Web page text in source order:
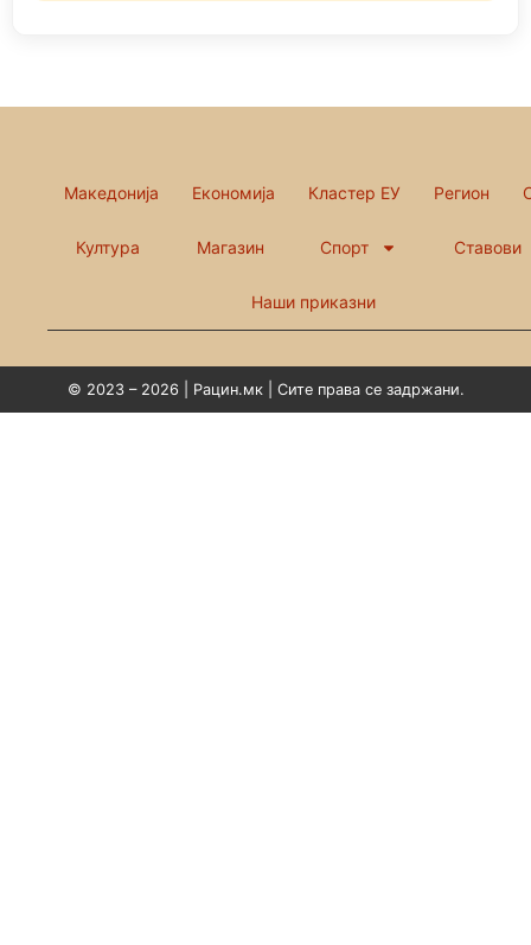
Македонија Економија Кластер ЕУ Регион
Култура Магазин Спорт Ставови
Наши приказни
© 2023 – 2026 | Рацин.мк | Сите права се задржани.